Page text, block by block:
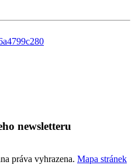
newsletteru
práva vyhrazena. Mapa stránek